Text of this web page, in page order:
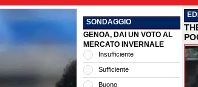
SONDAGGIO
GENOA, DAI UN VOTO AL
MERCATO INVERNALE
Insufficiente
Sufficiente
Buono